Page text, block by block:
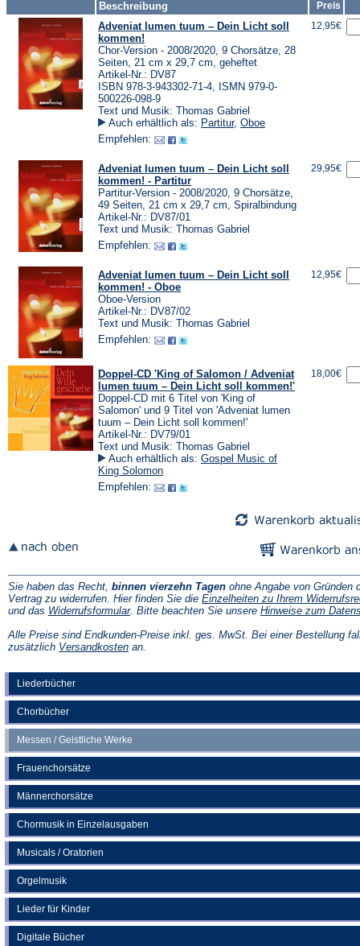
Liederbücher
Chorbücher
Messen / Geistliche Werke
Frauenchorsätze
Männerchorsätze
Chormusik in Einzelausgaben
Musicals / Oratorien
Orgelmusik
Lieder für Kinder
Digitale Bücher
Beschreibung Preis
Adveniat lumen tuum – Dein Licht soll
kommen!
Chor-Version - 2008/2020, 9 Chorsätze, 28
Seiten, 21 cm x 29,7 cm, geheftet
Artikel-Nr.: DV87
ISBN 978-3-943302-71-4, ISMN 979-0-
500226-098-9
Text und Musik: Thomas Gabriel
Auch erhältlich als: Partitur, Oboe
Empfehlen:
12,95€
Adveniat lumen tuum – Dein Licht soll
kommen! - Partitur
Partitur-Version - 2008/2020, 9 Chorsätze,
49 Seiten, 21 cm x 29,7 cm, Spiralbindung
Artikel-Nr.: DV87/01
Text und Musik: Thomas Gabriel
Empfehlen:
29,95€
Adveniat lumen tuum – Dein Licht soll
kommen! - Oboe
Oboe-Version
Artikel-Nr.: DV87/02
Text und Musik: Thomas Gabriel
Empfehlen:
12,95€
Doppel-CD 'King of Salomon / Adveniat
lumen tuum – Dein Licht soll kommen!'
Doppel-CD mit 6 Titel von 'King of
Salomon' und 9 Titel von 'Adveniat lumen
tuum – Dein Licht soll kommen!'
Artikel-Nr.: DV79/01
Text und Musik: Thomas Gabriel
Auch erhältlich als: Gospel Music of
King Solomon
Empfehlen:
18,00€
Sie haben das Recht, binnen vierzehn Tagen ohne Angabe von Gründen
Vertrag zu widerrufen. Hier finden Sie die Einzelheiten zu Ihrem
und das Widerrufsformular(Öffnet
einem
neuen
. Bitte beachten Sie unsere Hinweise zum
Alle Preise sind Endkunden-Preise inkl. ges. MwSt. Bei einer Bestellung
zusätzlich Versandkosten(Öffnet
an.